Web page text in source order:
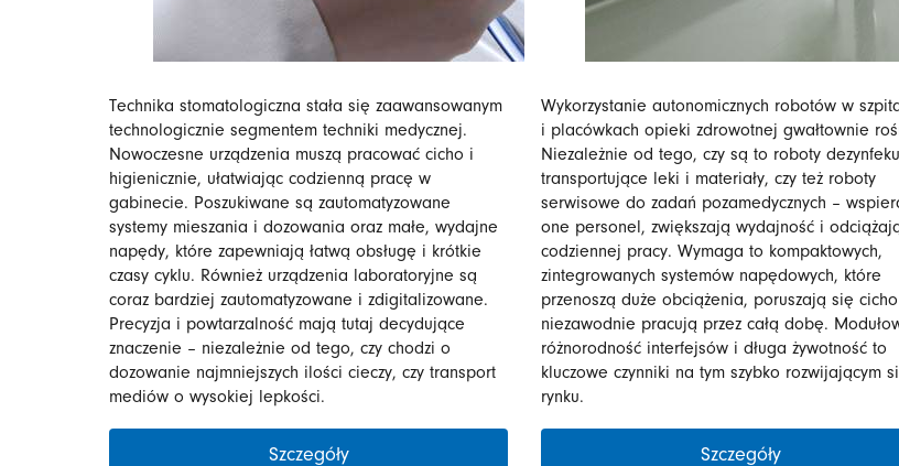
Technika stomatologiczna stała się zaawansowanym
technologicznie segmentem techniki medycznej.
Nowoczesne urządzenia muszą pracować cicho i
higienicznie, ułatwiając codzienną pracę w
gabinecie. Poszukiwane są zautomatyzowane
systemy mieszania i dozowania oraz małe, wydajne
napędy, które zapewniają łatwą obsługę i krótkie
czasy cyklu. Również urządzenia laboratoryjne są
coraz bardziej zautomatyzowane i zdigitalizowane.
Precyzja i powtarzalność mają tutaj decydujące
znaczenie – niezależnie od tego, czy chodzi o
dozowanie najmniejszych ilości cieczy, czy transport
mediów o wysokiej lepkości.
Szczegóły
Wykorzystanie autonomicznych robotów w
i placówkach opieki zdrowotnej gwałtownie
Niezależnie od tego, czy są to roboty
transportujące leki i materiały, czy też roboty
serwisowe do zadań pozamedycznych –
one personel, zwiększają wydajność i
codziennej pracy. Wymaga to kompaktowych,
zintegrowanych systemów napędowych, które
przenoszą duże obciążenia, poruszają się
niezawodnie pracują przez całą dobę.
różnorodność interfejsów i długa żywotność to
kluczowe czynniki na tym szybko rozwijającym
rynku.
Szczegóły